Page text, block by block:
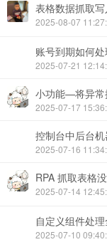
表格数据抓取
2025-08-07
账号到期如何处
2025-07-21
小功能—将异常
2025-07-17
控制台中后台
2025-07-16
RPA 抓取表格
2025-07-14
自定义组件处
2025-07-10